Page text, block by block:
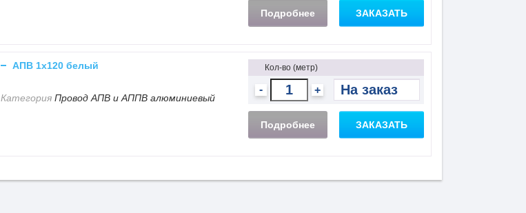
Подробнее ЗАКАЗАТЬ
АПВ 1х120 белый
Категория Провод АПВ и АППВ алюминиевый
Кол-во (метр)
- +
Подробнее ЗАКАЗАТЬ